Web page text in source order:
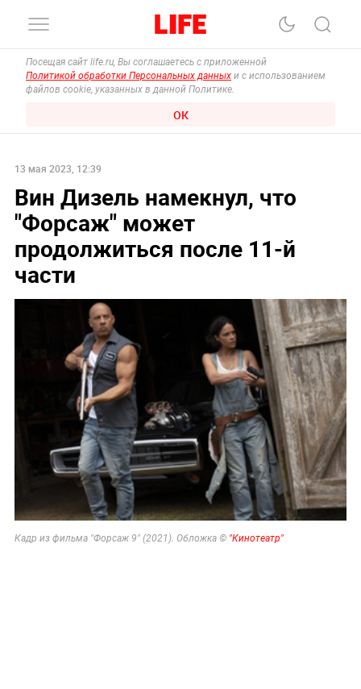
Посещая сайт life.ru, Вы соглашаетесь с приложенной
Политикой обработки Персональных данных и с использованием
файлов cookie, указанных в данной Политике.
ОК
13 мая 2023, 12:39
Вин Дизель намекнул, что
"Форсаж" может
продолжиться после 11-й
части
Кадр из фильма "Форсаж 9" (2021). Обложка © "Кинотеатр"